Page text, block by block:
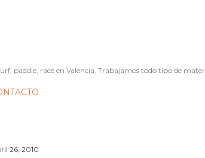
paddle, race en Valencia. Trabajamos todo tipo de
26, 2010